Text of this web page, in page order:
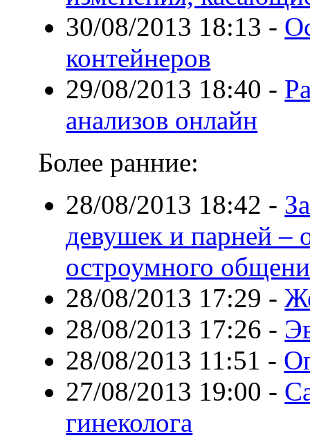
30/08/2013 18:13 -
контейнеров
29/08/2013 18:40 -
анализов онлайн
Более ранние:
28/08/2013 18:42 -
девушек и парней –
остроумного
28/08/2013 17:29 -
28/08/2013 17:26 -
28/08/2013 11:51 -
27/08/2013 19:00 -
гинеколога